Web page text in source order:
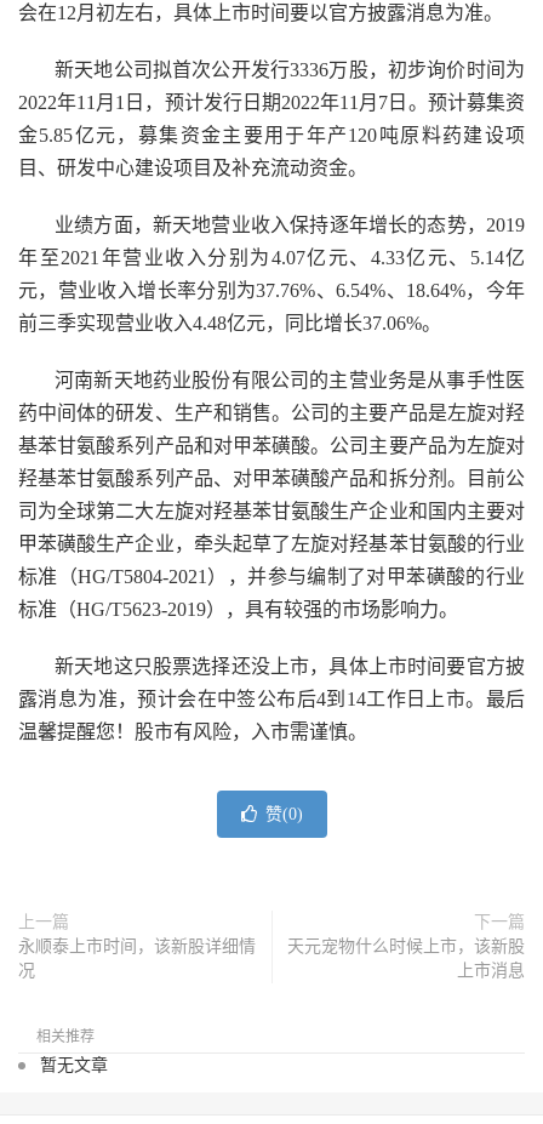
会在12月初左右，具体上市时间要以官方披露消息为准。
新天地公司拟首次公开发行3336万股，初步询价时间为
2022年11月1日，预计发行日期2022年11月7日。预计募集资
金5.85亿元，募集资金主要用于年产120吨原料药建设项
目、研发中心建设项目及补充流动资金。
业绩方面，新天地营业收入保持逐年增长的态势，2019
年至2021年营业收入分别为4.07亿元、4.33亿元、5.14亿
元，营业收入增长率分别为37.76%、6.54%、18.64%，今年
前三季实现营业收入4.48亿元，同比增长37.06%。
河南新天地药业股份有限公司的主营业务是从事手性医
药中间体的研发、生产和销售。公司的主要产品是左旋对羟
基苯甘氨酸系列产品和对甲苯磺酸。公司主要产品为左旋对
羟基苯甘氨酸系列产品、对甲苯磺酸产品和拆分剂。目前公
司为全球第二大左旋对羟基苯甘氨酸生产企业和国内主要对
甲苯磺酸生产企业，牵头起草了左旋对羟基苯甘氨酸的行业
标准（HG/T5804-2021），并参与编制了对甲苯磺酸的行业
标准（HG/T5623-2019），具有较强的市场影响力。
新天地这只股票选择还没上市，具体上市时间要官方披
露消息为准，预计会在中签公布后4到14工作日上市。最后
温馨提醒您！股市有风险，入市需谨慎。
赞(0)
上一篇
永顺泰上市时间，该新股详细情
况
下一篇
天元宠物什么时候上市，该新股
上市消息
相关推荐
暂无文章